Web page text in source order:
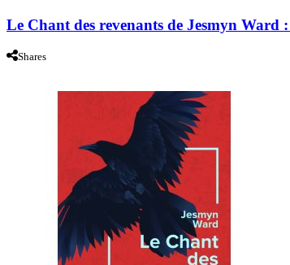
Le Chant des revenants de Jesmyn Ward
Shares